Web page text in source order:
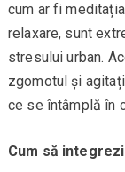
cum ar fi
relaxare, sunt
stresului urban.
zgomotul și
ce se întâmplă în
Cum să